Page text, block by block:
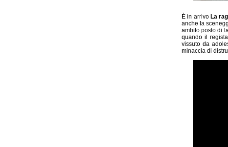
È in arrivo La
anche la
ambito posto di
quando il
vissuto da
minaccia di